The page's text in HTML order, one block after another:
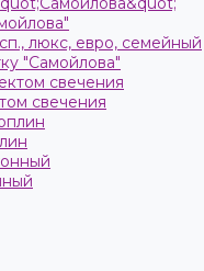
люкс, евро, семейный
"Самойлова"
свечения